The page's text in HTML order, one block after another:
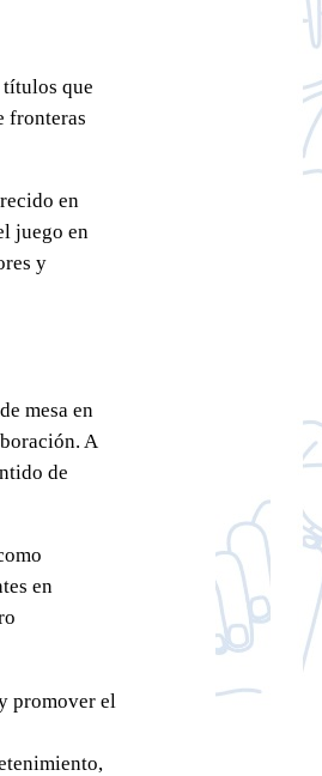
que
fronteras
en
juego en
y
mesa en
A
de
en
promover el